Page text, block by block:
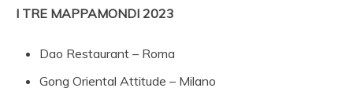
I TRE MAPPAMONDI 2023
Dao Restaurant – Roma
Gong Oriental Attitude – Milano